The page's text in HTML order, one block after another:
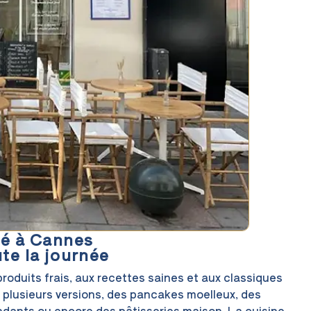
à Cannes
la journée
frais, aux recettes saines et aux classiques
versions, des pancakes moelleux, des